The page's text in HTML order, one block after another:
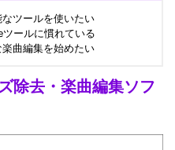
なツールを使いたい
ールに慣れている
楽曲編集を始めたい
除去・楽曲編集ソフ